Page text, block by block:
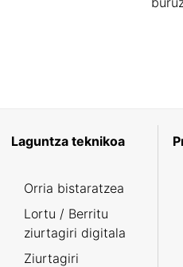
Laguntza teknikoa
Orria bistaratzea
Lortu / Berritu
ziurtagiri digitala
Ziurtagiri